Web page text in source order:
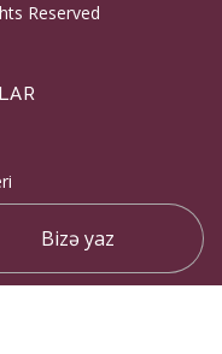
Reserved
Bizə yaz